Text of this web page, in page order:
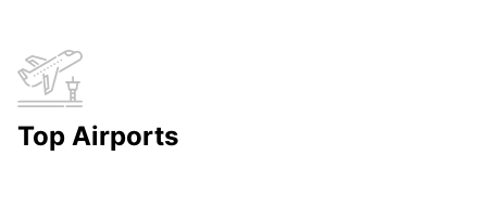
Top Airports